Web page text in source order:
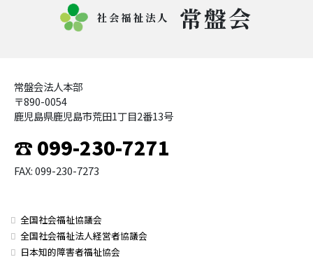
社会福祉法人 常盤会
常盤会法人本部
〒890-0054
鹿児島県鹿児島市荒田1丁目2番13号
☎ 099-230-7271
FAX: 099-230-7273
全国社会福祉協議会
全国社会福祉法人経営者協議会
日本知的障害者福祉協会